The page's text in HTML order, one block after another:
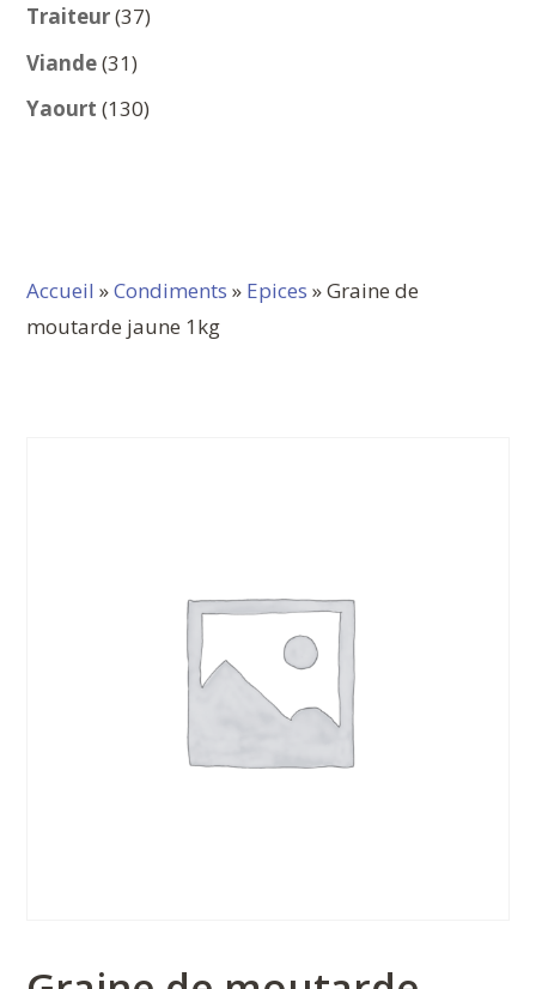
Traiteur 3737
Viande 3131
produits
Yaourt 130130
Accueil »Condiments » Epices » Graine de
moutarde jaune 1kg